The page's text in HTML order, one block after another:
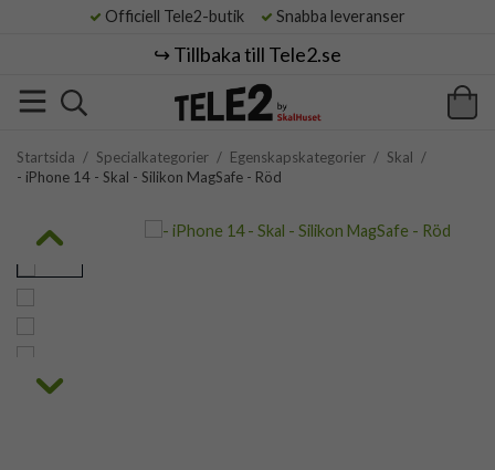
Officiell Tele2-butik Snabba leveranser
↪️ Tillbaka till Tele2.se
Startsida / Specialkategorier / Egenskapskategorier / Skal /
- iPhone 14 - Skal - Silikon MagSafe - Röd